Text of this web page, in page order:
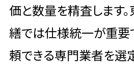
価と数量を精査します
繕では仕様統一が重要
頼できる専門業者を選